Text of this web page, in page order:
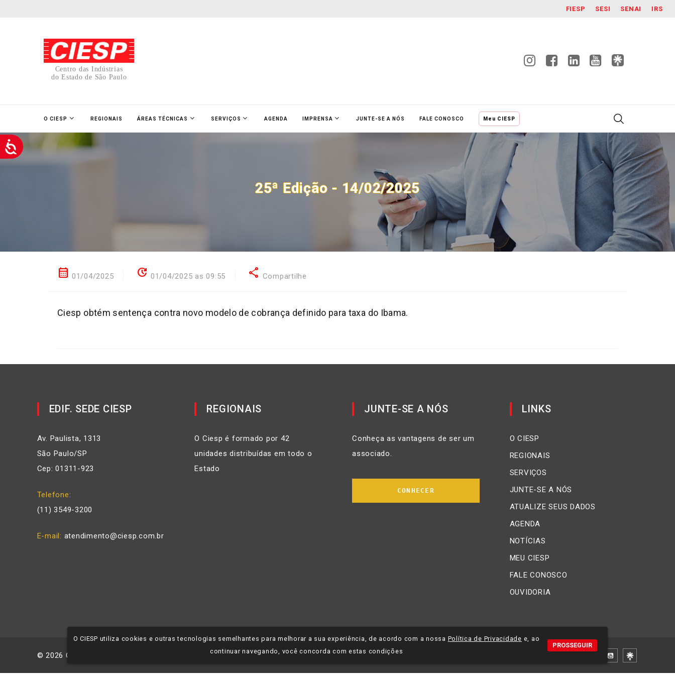
FIESP SESI SENAI IRS
Centro das Indústrias
do Estado de São Paulo
O CIESP REGIONAIS ÁREAS TÉCNICAS SERVIÇOS AGENDA IMPRENSA JUNTE-SE A NÓS FALE CONOSCO Meu CIESP
25ª Edição - 14/02/2025
calendar_month 01/04/2025 update 01/04/2025 as 09:55 share Compartilhe
Ciesp obtém sentença contra novo modelo de cobrança definido para taxa do Ibama.
EDIF. SEDE CIESP
Av. Paulista, 1313
São Paulo/SP
Cep: 01311-923
Telefone
(11) 3549-3200
E-mail atendimento@ciesp.com.br
REGIONAIS
O Ciesp é formado por 42
unidades distribuídas em todo o
Estado
JUNTE-SE A NÓS
Conheça as vantagens de ser um
associado.
CONHECER
LINKS
O CIESP
REGIONAIS
SERVIÇOS
JUNTE-SE A NÓS
ATUALIZE SEUS DADOS
AGENDA
NOTÍCIAS
MEU CIESP
FALE CONOSCO
OUVIDORIA
© 2026 CIESP - Todos os direitos reservados. Política de Privacidade
O CIESP utiliza cookies e outras tecnologias semelhantes para melhorar a sua experiência, de acordo com a nossa Política de Privacidade e, ao
continuar navegando, você concorda com estas condições
PROSSEGUIR